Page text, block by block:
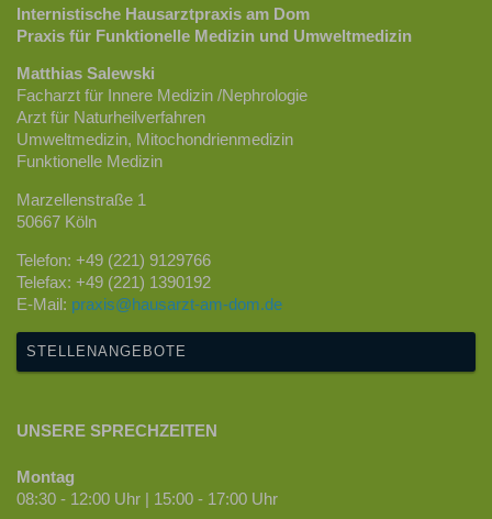
Internistische Hausarztpraxis am Dom
Praxis für Funktionelle Medizin und Umweltmedizin
Matthias Salewski
Facharzt für Innere Medizin /Nephrologie
Arzt für Naturheilverfahren
Umweltmedizin, Mitochondrienmedizin
Funktionelle Medizin
Marzellenstraße 1
50667 Köln
Telefon: +49 (221) 9129766
Telefax: +49 (221) 1390192
E-Mail: praxis@hausarzt-am-dom.de
STELLENANGEBOTE
UNSERE SPRECHZEITEN
Montag
08:30 - 12:00 Uhr | 15:00 - 17:00 Uhr